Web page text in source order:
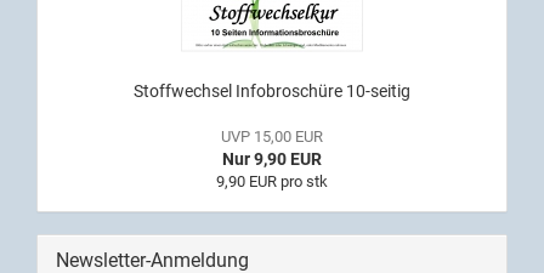
Stoffwechsel Infobroschüre 10-seitig
UVP 15,00 EUR
Nur 9,90 EUR
9,90 EUR pro stk
Newsletter-Anmeldung